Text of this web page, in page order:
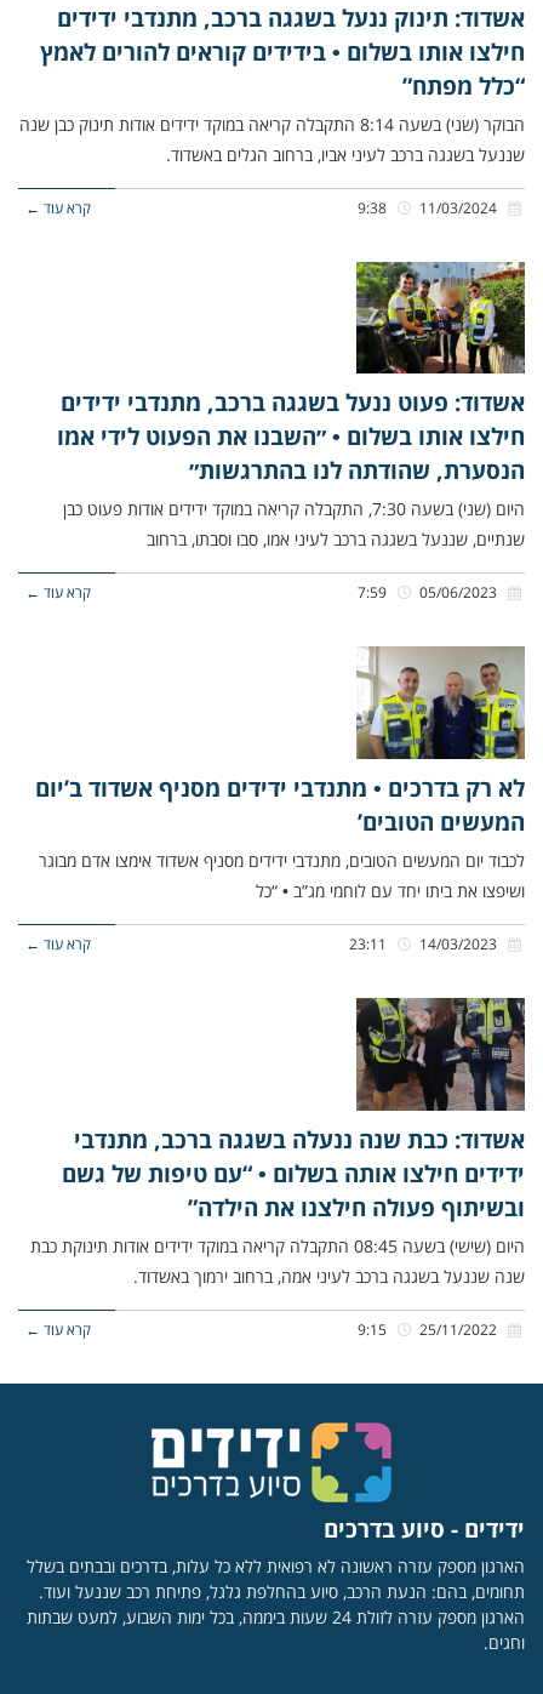
אשדוד: תינוק ננעל בשגגה ברכב, מתנדבי ידידים
חילצו אותו בשלום • בידידים קוראים להורים לאמץ
“כלל מפתח”
הבוקר (שני) בשעה 8:14 התקבלה קריאה במוקד ידידים אודות תינוק כבן שנה
שננעל בשגגה ברכב לעיני אביו, ברחוב הגלים באשדוד.
קרא עוד ←
אשדוד: פעוט ננעל בשגגה ברכב, מתנדבי ידידים
חילצו אותו בשלום • ״השבנו את הפעוט לידי אמו
הנסערת, שהודתה לנו בהתרגשות״
היום (שני) בשעה 7:30, התקבלה קריאה במוקד ידידים אודות פעוט כבן
שנתיים, שננעל בשגגה ברכב לעיני אמו, סבו וסבתו, ברחוב
קרא עוד ←
לא רק בדרכים • מתנדבי ידידים מסניף אשדוד ב’יום
המעשים הטובים’
לכבוד יום המעשים הטובים, מתנדבי ידידים מסניף אשדוד אימצו אדם מבוגר
ושיפצו את ביתו יחד עם לוחמי מג”ב • “כל
קרא עוד ←
אשדוד: כבת שנה ננעלה בשגגה ברכב, מתנדבי
ידידים חילצו אותה בשלום • “עם טיפות של גשם
ובשיתוף פעולה חילצנו את הילדה”
היום (שישי) בשעה 08:45 התקבלה קריאה במוקד ידידים אודות תינוקת כבת
שנה שננעל בשגגה ברכב לעיני אמה, ברחוב ירמוך באשדוד.
קרא עוד ←
ידידים - סיוע בדרכים
הארגון מספק עזרה ראשונה לא רפואית ללא כל עלות, בדרכים ובבתים בשלל
תחומים, בהם: הנעת הרכב, סיוע בהחלפת גלגל, פתיחת רכב שננעל ועוד.
הארגון מספק עזרה לזולת 24 שעות ביממה, בכל ימות השבוע, למעט שבתות
וחגים.